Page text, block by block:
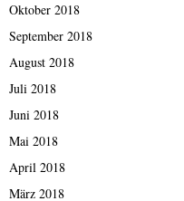
Oktober 2018
September 2018
August 2018
Juli 2018
Juni 2018
Mai 2018
April 2018
März 2018